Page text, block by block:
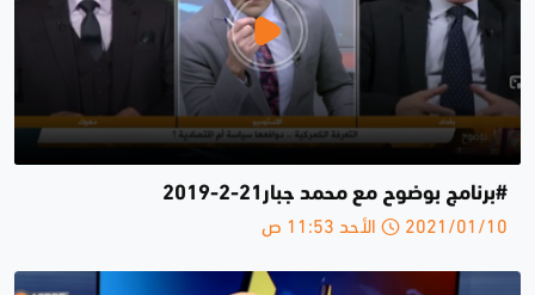
#برنامج بوضوح مع محمد جبار21-2-2019
2021/01/10 الأحد 11:53 ص